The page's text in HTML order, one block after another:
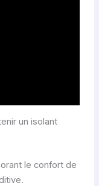
un isolant
le confort de